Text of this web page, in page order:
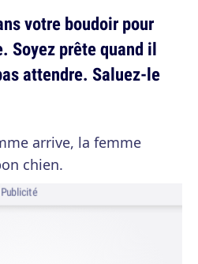
votre boudoir pour
Soyez prête quand il
attendre. Saluez-le
arrive, la femme
chien.
Publicité